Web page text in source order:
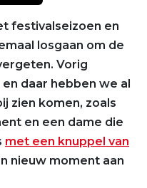
festivalseizoen en
losgaan om de
Vorig
daar hebben we al
zien komen, zoals
en een dame die
met een knuppel van
nieuw moment aan